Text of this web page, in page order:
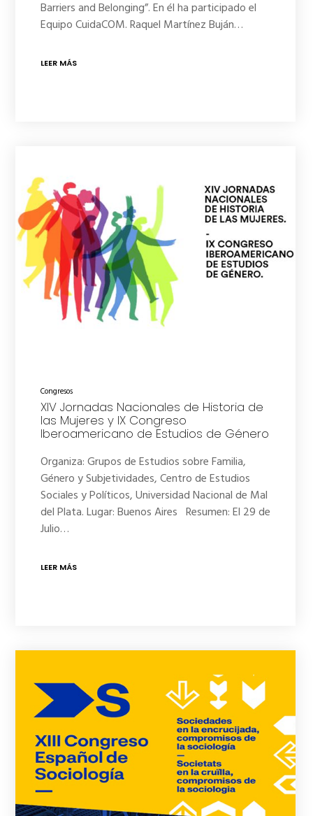
Barriers and Belonging”. En él ha participado el
Equipo CuidaCOM. Raquel Martínez Buján…
LEER MÁS
Congresos
XIV Jornadas Nacionales de Historia de
las Mujeres y IX Congreso
Iberoamericano de Estudios de Género
Organiza: Grupos de Estudios sobre Familia,
Género y Subjetividades, Centro de Estudios
Sociales y Políticos, Universidad Nacional de Mal
del Plata. Lugar: Buenos Aires Resumen: El 29 de
Julio…
LEER MÁS